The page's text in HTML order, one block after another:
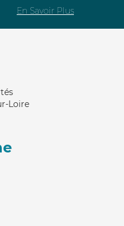
En Savoir Plus
Loire